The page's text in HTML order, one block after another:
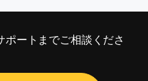
ポートまでご相談くださ